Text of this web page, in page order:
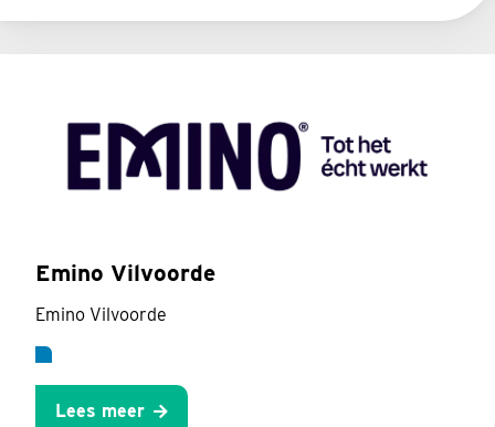
Emino Vilvoorde
Emino Vilvoorde
Lees meer